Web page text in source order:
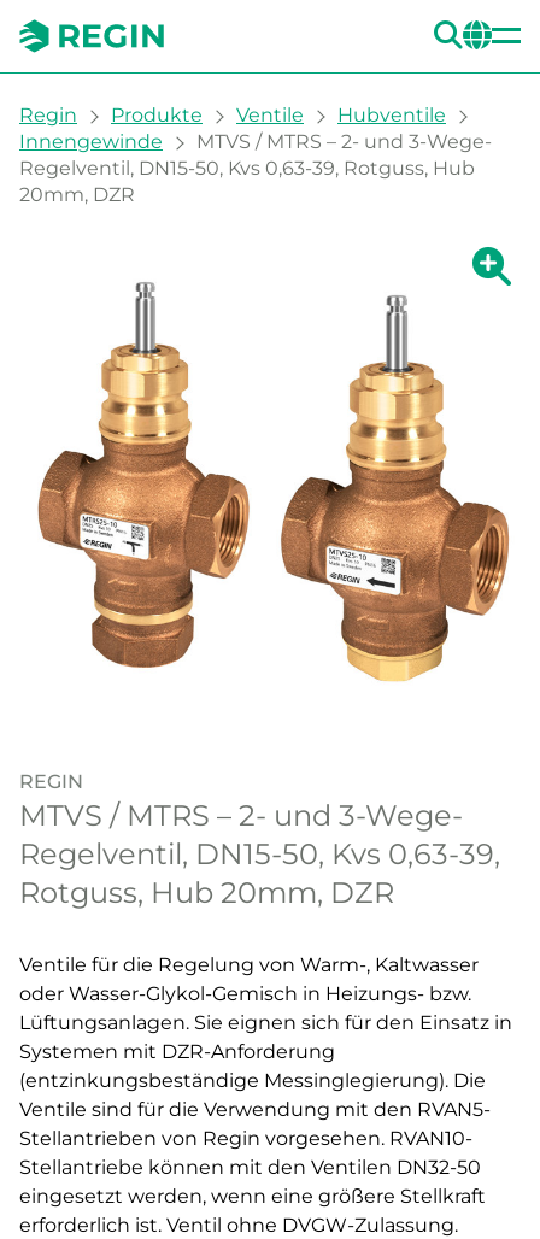
You are here:
Regin Produkte Ventile
Hubventile
Innengewinde
MTVS / MTRS – 2- und 3-Wege-
Regelventil, DN15-50, Kvs 0,63-39, Rotguss, Hub
20mm, DZR
Zeige
REGIN
MTVS / MTRS – 2- und 3-Wege-
Regelventil, DN15-50, Kvs 0,63-39,
Rotguss, Hub 20mm, DZR
Ventile für die Regelung von Warm-, Kaltwasser
oder Wasser-Glykol-Gemisch in Heizungs- bzw.
Lüftungsanlagen. Sie eignen sich für den Einsatz in
Systemen mit DZR-Anforderung
(entzinkungsbeständige Messinglegierung). Die
Ventile sind für die Verwendung mit den RVAN5-
Stellantrieben von Regin vorgesehen. RVAN10-
Stellantriebe können mit den Ventilen DN32-50
eingesetzt werden, wenn eine größere Stellkraft
erforderlich ist. Ventil ohne DVGW-Zulassung.